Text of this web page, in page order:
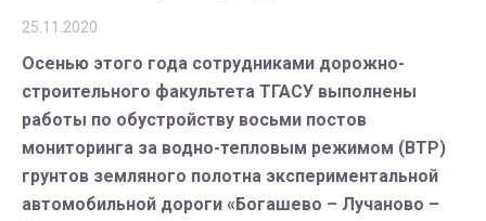
25.11.2020
Осенью этого года сотрудниками дорожно-
строительного факультета ТГАСУ выполнены
работы по обустройству восьми постов
мониторинга за водно-тепловым режимом (ВТР)
грунтов земляного полотна экспериментальной
автомобильной дороги «Богашево – Лучаново –